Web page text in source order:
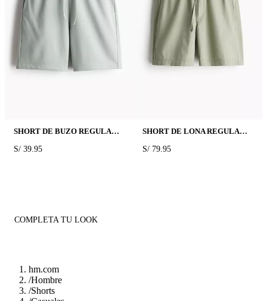
SHORT DE BUZO REGULAR FIT
PRICE:
S/ 39.95
SHORT DE LONA REGULAR FIT
PRICE:
S/ 79.95
COMPLETA TU LOOK
hm.com
/Hombre
/Shorts